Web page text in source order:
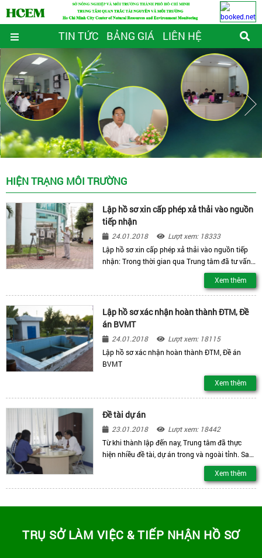
TIN TỨC BẢNG GIÁ LIÊN HỆ
HIỆN TRẠNG MÔI TRƯỜNG
Lập hồ sơ xin cấp phép xả thải vào nguồn
tiếp nhận
24.01.2018
Lượt xem: 18333
Lập hồ sơ xin cấp phép xả thải vào nguồn tiếp
nhận: Trong thời gian qua Trung tâm đã tư vấn
và thực hiện lập hồ sơ xin cấp phép xả thải vào
nguồn tiếp nhận cho hệ thống xử lý nước thải
sinh hoạt
Xem thêm
Lập hồ sơ xác nhận hoàn thành ĐTM, Đề
án BVMT
24.01.2018
Lượt xem: 18115
Lập hồ sơ xác nhận hoàn thành ĐTM, Đề án
BVMT
Xem thêm
Đề tài dự án
23.01.2018
Lượt xem: 18442
Từ khi thành lập đến nay, Trung tâm đã thực
hiện nhiều đề tài, dự án trong và ngoài tỉnh. Sau
đây là danh sách một số đề án, dự án điển hình
do Trung tâm thực hiện đã được nghiệm thu
Xem thêm
TRỤ SỞ LÀM VIỆC & TIẾP NHẬN HỒ SƠ